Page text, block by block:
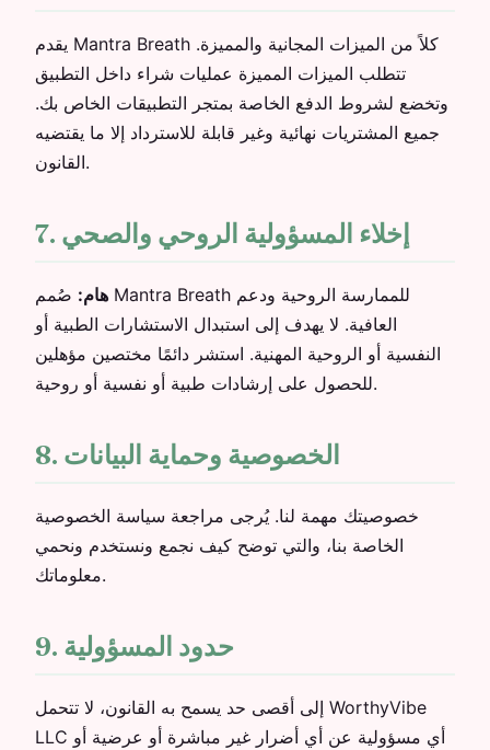
يقدم Mantra Breath كلاً من الميزات المجانية والمميزة.
تتطلب الميزات المميزة عمليات شراء داخل التطبيق
وتخضع لشروط الدفع الخاصة بمتجر التطبيقات الخاص بك.
جميع المشتريات نهائية وغير قابلة للاسترداد إلا ما يقتضيه
القانون.
7. إخلاء المسؤولية الروحي والصحي
هام: صُمم Mantra Breath للممارسة الروحية ودعم
العافية. لا يهدف إلى استبدال الاستشارات الطبية أو
النفسية أو الروحية المهنية. استشر دائمًا مختصين مؤهلين
للحصول على إرشادات طبية أو نفسية أو روحية.
8. الخصوصية وحماية البيانات
خصوصيتك مهمة لنا. يُرجى مراجعة سياسة الخصوصية
الخاصة بنا، والتي توضح كيف نجمع ونستخدم ونحمي
معلوماتك.
9. حدود المسؤولية
إلى أقصى حد يسمح به القانون، لا تتحمل WorthyVibe
LLC أي مسؤولية عن أي أضرار غير مباشرة أو عرضية أو